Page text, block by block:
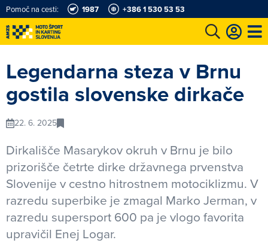
Pomoč na cesti: 1987 +386 1 530 53 53
Legendarna steza v Brnu
gostila slovenske dirkače
22. 6. 2025
Dirkališče Masarykov okruh v Brnu je bilo
prizorišče četrte dirke državnega prvenstva
Slovenije v cestno hitrostnem motociklizmu. V
razredu superbike je zmagal Marko Jerman, v
razredu supersport 600 pa je vlogo favorita
upravičil Enej Logar.